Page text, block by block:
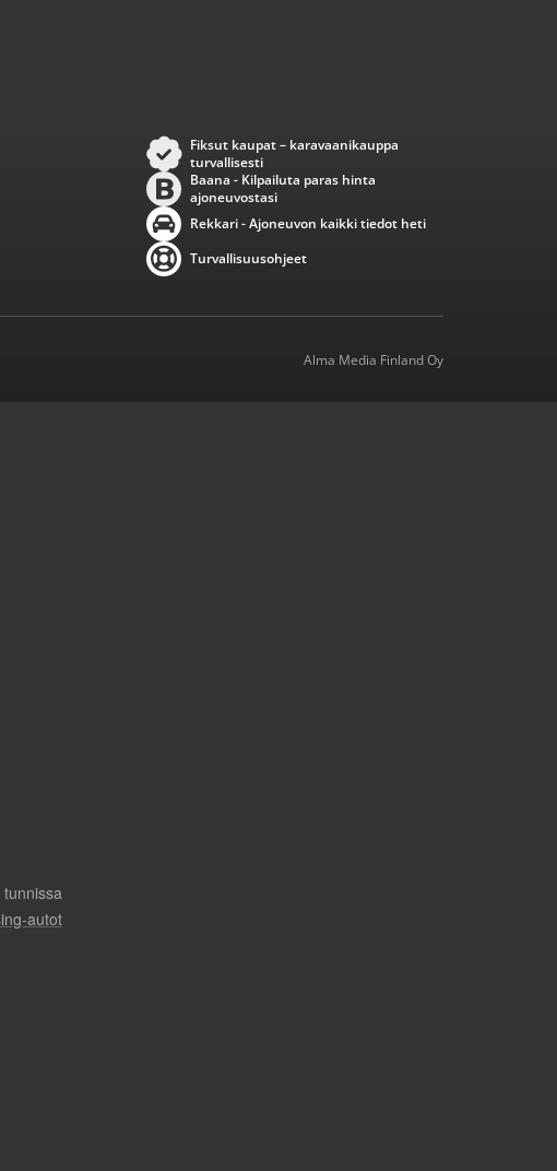
Fiksut kaupat – karavaanikauppa
turvallisesti
Baana - Kilpailuta paras hinta
ajoneuvostasi
Rekkari - Ajoneuvon kaikki tiedot heti
Turvallisuusohjeet
Alma Media Finland Oy